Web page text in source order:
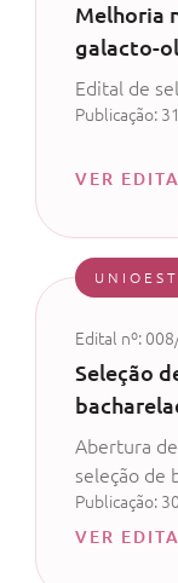
Melhoria
galacto-
de
de leite -
Edital de
Publicação:
VER
Edital nº:
Seleção
Software,
de
Abertura
seleção de
Publicação:
VER